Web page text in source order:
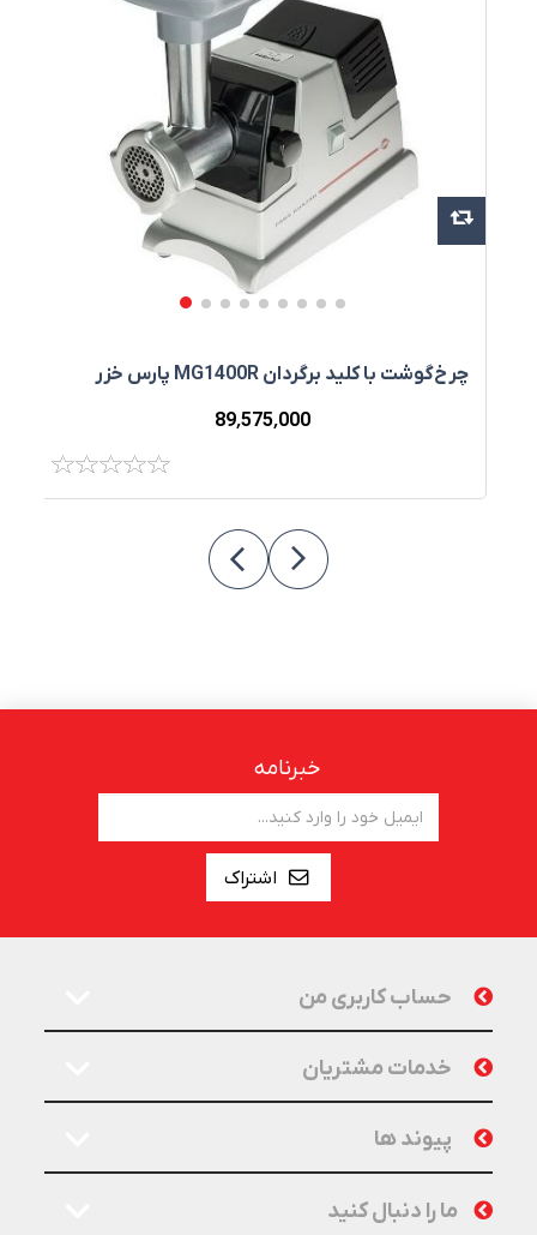
چرخ‌گوشت با کليد برگردان MG1400R پارس خزر
89٬575٬000
خبرنامه
اشتراک
حساب کاربری من
خدمات مشتریان
پیوند ها
ما را دنبال کنید